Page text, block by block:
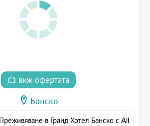
виж офертата
Банско
в Гранд Хотел Банско с All